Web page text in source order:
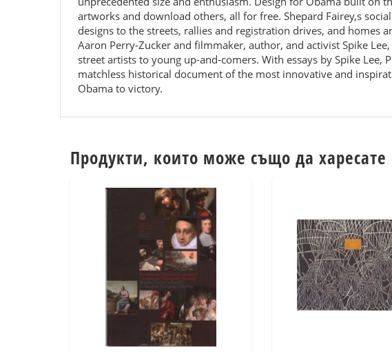
artworks and download others, all for free. Shepard Fairey,s
designs to the streets, rallies and registration drives, and homes
Aaron Perry-Zucker and filmmaker, author, and activist Spike
street artists to young up-and-comers. With essays by Spike
matchless historical document of the most innovative and
Obama to victory.
Продукти, които може също да харесате